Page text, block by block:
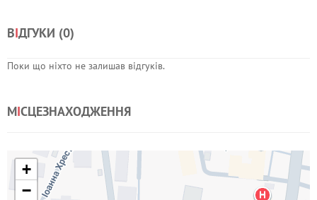
ВІДГУКИ (0)
Поки що ніхто не залишав відгуків.
МІСЦЕЗНАХОДЖЕННЯ
+
−